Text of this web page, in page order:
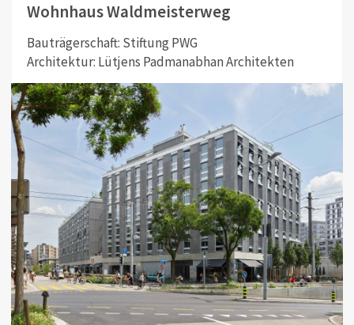
Wohnhaus Waldmeisterweg
Bauträgerschaft: Stiftung PWG
Architektur: Lütjens Padmanabhan Architekten